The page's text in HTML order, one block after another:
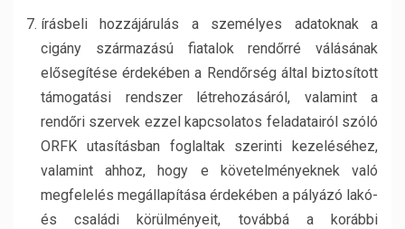
írásbeli hozzájárulás a személyes adatoknak a
cigány származású fiatalok rendőrré válásának
elősegítése érdekében a Rendőrség által biztosított
támogatási rendszer létrehozásáról, valamint a
rendőri szervek ezzel kapcsolatos feladatairól szóló
ORFK utasításban foglaltak szerinti kezeléséhez,
valamint ahhoz, hogy e követelményeknek való
megfelelés megállapítása érdekében a pályázó lakó-
és családi körülményeit, továbbá a korábbi